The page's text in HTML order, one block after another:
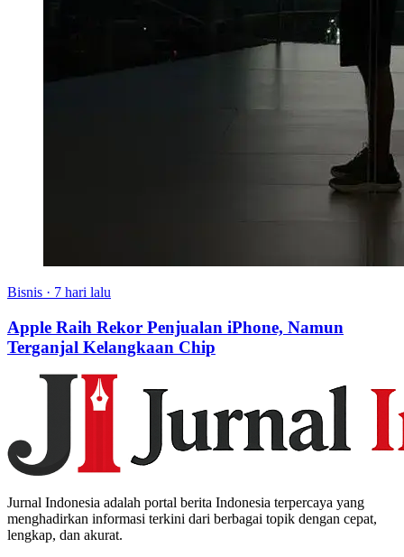
Bisnis · 7 hari lalu
Apple Raih Rekor Penjualan iPhone, Namun
Terganjal Kelangkaan Chip
Jurnal Indonesia adalah portal berita Indonesia terpercaya yang
menghadirkan informasi terkini dari berbagai topik dengan cepat,
lengkap, dan akurat.